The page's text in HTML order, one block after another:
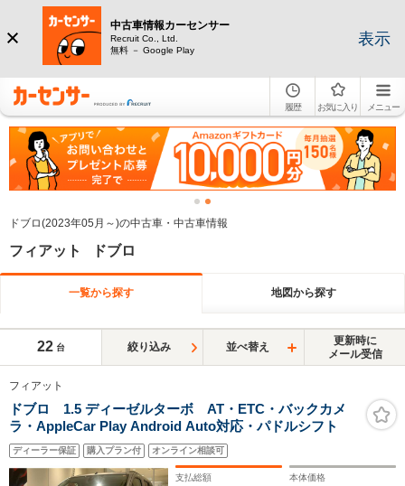
中古車情報カーセンサー
Recruit Co., Ltd.
無料 － Google Play
表示
履歴 お気に入り メニュー
ドブロ(2023年05月～)の中古車・中古車情報
フィアット ドブロ
一覧から探す 地図から探す
22 台 絞り込み 並べ替え
更新時に
メール受信
フィアット
ドブロ 1.5 ディーゼルターボ AT・ETC・バックカメ
ラ・AppleCar Play Android Auto対応・パドルシフト
ディーラー保証 購入プラン付 オンライン相談可
支払総額 本体価格